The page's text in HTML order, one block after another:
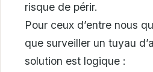
risque de périr.
Pour ceux d’entre nous
que surveiller un tuyau
solution est logique :